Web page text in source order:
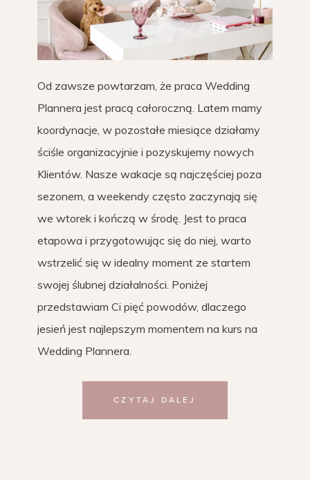
Od zawsze powtarzam, że praca Wedding
Plannera jest pracą całoroczną. Latem mamy
koordynacje, w pozostałe miesiące działamy
ściśle organizacyjnie i pozyskujemy nowych
Klientów. Nasze wakacje są najczęściej poza
sezonem, a weekendy często zaczynają się
we wtorek i kończą w środę. Jest to praca
etapowa i przygotowując się do niej, warto
wstrzelić się w idealny moment ze startem
swojej ślubnej działalności. Poniżej
przedstawiam Ci pięć powodów, dlaczego
jesień jest najlepszym momentem na kurs na
Wedding Plannera.
CZYTAJ DALEJ